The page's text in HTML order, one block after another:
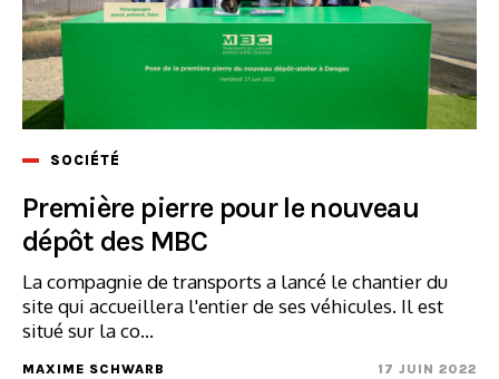
SOCIÉTÉ
Première pierre pour le nouveau
dépôt des MBC
La compagnie de transports a lancé le chantier du
site qui accueillera l'entier de ses véhicules. Il est
situé sur la co...
MAXIME SCHWARB 17 JUIN 2022